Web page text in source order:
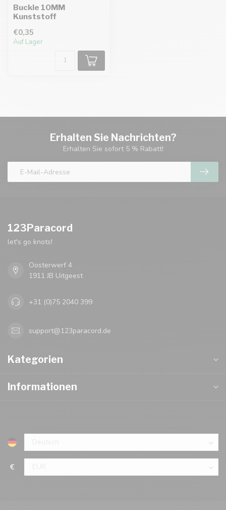
Buckle 10MM
Kunststoff
€0,35
Auf Lager
Erhalten Sie Nachrichten?
Erhalten Sie sofort 5 % Rabatt!
123Paracord
let's go knots!
Oosterwerf 4
1911 JB Uitgeest
+31 (0)75 2040 399
support@123paracord.de
Kategorien
Informationen
€